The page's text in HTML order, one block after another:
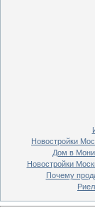
Новостройки
Дом в
Новостройки
Почему